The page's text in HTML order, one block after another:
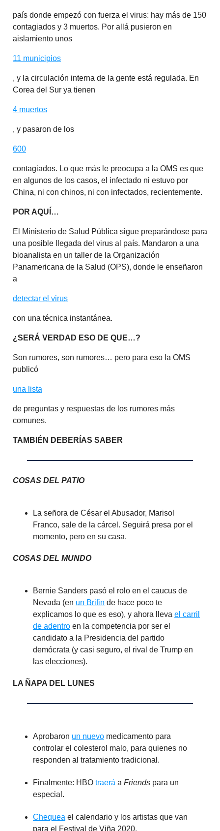
país donde empezó con fuerza el virus: hay más de 150
contagiados y 3 muertos. Por allá pusieron en
aislamiento unos
11 municipios
, y la circulación interna de la gente está regulada. En
Corea del Sur ya tienen
4 muertos
, y pasaron de los
600
contagiados. Lo que más le preocupa a la OMS es que
en algunos de los casos, el infectado ni estuvo por
China, ni con chinos, ni con infectados, recientemente.
POR AQUÍ…
El Ministerio de Salud Pública sigue preparándose para
una posible llegada del virus al país. Mandaron a una
bioanalista en un taller de la Organización
Panamericana de la Salud (OPS), donde le enseñaron
a
detectar el virus
con una técnica instantánea.
¿SERÁ VERDAD ESO DE QUE…?
Son rumores, son rumores… pero para eso la OMS
publicó
una lista
de preguntas y respuestas de los rumores más
comunes.
TAMBIÉN DEBERÍAS SABER
COSAS DEL PATIO
La señora de César el Abusador, Marisol
Franco, sale de la cárcel. Seguirá presa por el
momento, pero en su casa.
COSAS DEL MUNDO
Bernie Sanders pasó el rolo en el caucus de
Nevada (en un Brifin de hace poco te
explicamos lo que es eso), y ahora lleva el carril
de adentro en la competencia por ser el
candidato a la Presidencia del partido
demócrata (y casi seguro, el rival de Trump en
las elecciones).
LA ÑAPA DEL LUNES
Aprobaron un nuevo medicamento para
controlar el colesterol malo, para quienes no
responden al tratamiento tradicional.
Finalmente: HBO traerá a Friends para un
especial.
Chequea el calendario y los artistas que van
para el Festival de Viña 2020.